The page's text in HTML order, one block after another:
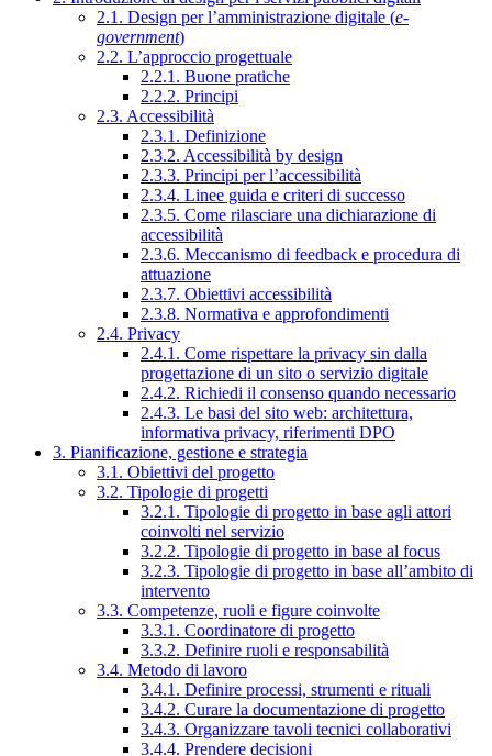
2.1. Design per l’amministrazione digitale (e-
government)
2.2. L’approccio progettuale
2.2.1. Buone pratiche
2.2.2. Principi
2.3. Accessibilità
2.3.1. Definizione
2.3.2. Accessibilità by design
2.3.3. Principi per l’accessibilità
2.3.4. Linee guida e criteri di successo
2.3.5. Come rilasciare una dichiarazione di
accessibilità
2.3.6. Meccanismo di feedback e procedura di
attuazione
2.3.7. Obiettivi accessibilità
2.3.8. Normativa e approfondimenti
2.4. Privacy
2.4.1. Come rispettare la privacy sin dalla
progettazione di un sito o servizio digitale
2.4.2. Richiedi il consenso quando necessario
2.4.3. Le basi del sito web: architettura,
informativa privacy, riferimenti DPO
3. Pianificazione, gestione e strategia
3.1. Obiettivi del progetto
3.2. Tipologie di progetti
3.2.1. Tipologie di progetto in base agli attori
coinvolti nel servizio
3.2.2. Tipologie di progetto in base al focus
3.2.3. Tipologie di progetto in base all’ambito di
intervento
3.3. Competenze, ruoli e figure coinvolte
3.3.1. Coordinatore di progetto
3.3.2. Definire ruoli e responsabilità
3.4. Metodo di lavoro
3.4.1. Definire processi, strumenti e rituali
3.4.2. Curare la documentazione di progetto
3.4.3. Organizzare tavoli tecnici collaborativi
3.4.4. Prendere decisioni